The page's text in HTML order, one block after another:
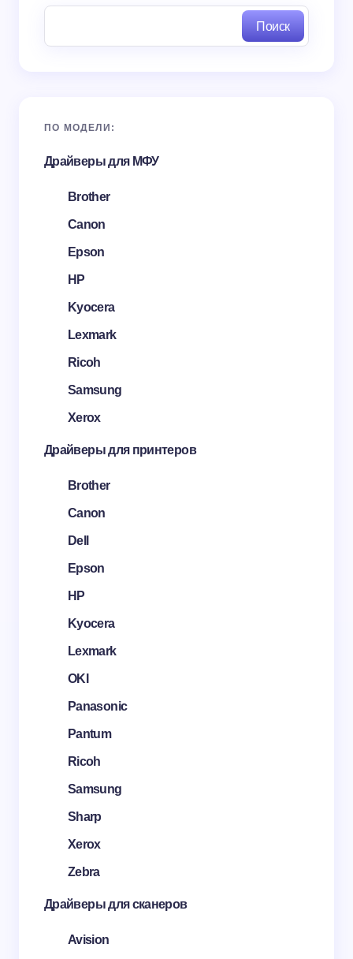
Поиск
ПО МОДЕЛИ:
Драйверы для МФУ
Brother
Canon
Epson
HP
Kyocera
Lexmark
Ricoh
Samsung
Xerox
Драйверы для принтеров
Brother
Canon
Dell
Epson
HP
Kyocera
Lexmark
OKI
Panasonic
Pantum
Ricoh
Samsung
Sharp
Xerox
Zebra
Драйверы для сканеров
Avision